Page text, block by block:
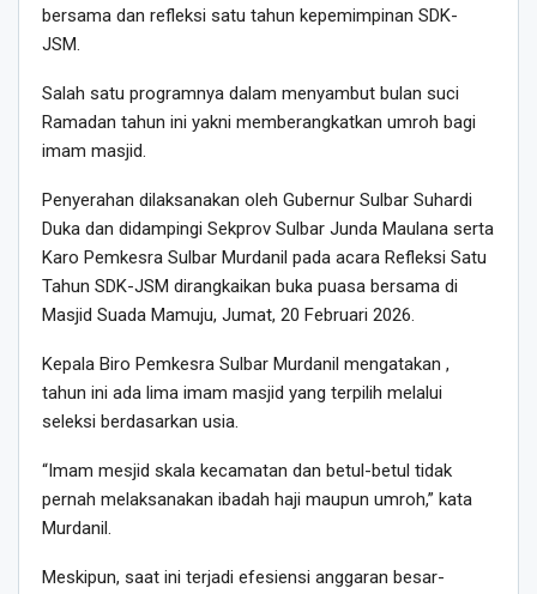
bersama dan refleksi satu tahun kepemimpinan SDK-
JSM.
Salah satu programnya dalam menyambut bulan suci
Ramadan tahun ini yakni memberangkatkan umroh bagi
imam masjid.
Penyerahan dilaksanakan oleh Gubernur Sulbar Suhardi
Duka dan didampingi Sekprov Sulbar Junda Maulana serta
Karo Pemkesra Sulbar Murdanil pada acara Refleksi Satu
Tahun SDK-JSM dirangkaikan buka puasa bersama di
Masjid Suada Mamuju, Jumat, 20 Februari 2026.
Kepala Biro Pemkesra Sulbar Murdanil mengatakan ,
tahun ini ada lima imam masjid yang terpilih melalui
seleksi berdasarkan usia.
“Imam mesjid skala kecamatan dan betul-betul tidak
pernah melaksanakan ibadah haji maupun umroh,” kata
Murdanil.
Meskipun, saat ini terjadi efesiensi anggaran besar-